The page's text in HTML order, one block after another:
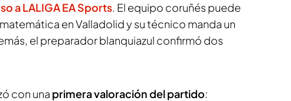
a LALIGA EA Sports. El equipo coruñés puede
en Valladolid y su técnico manda un
el preparador blanquiazul confirmó dos
con una primera valoración del partido: